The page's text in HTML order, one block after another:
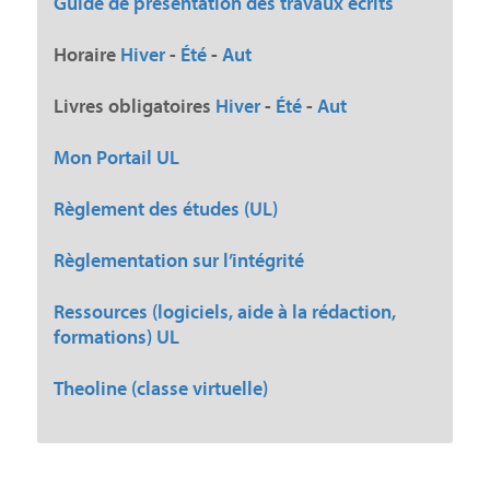
Horaire Hiver- Été- Aut
Livres obligatoires Hiver- Été- Aut
Mon Portail UL
Règlement des études (UL)
Règlementation sur l’intégrité
Ressources (logiciels, aide à la rédaction,
formations) UL
Theoline (classe virtuelle)